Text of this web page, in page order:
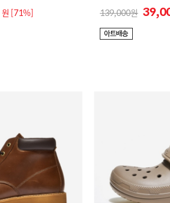
원 [71%] 139,000